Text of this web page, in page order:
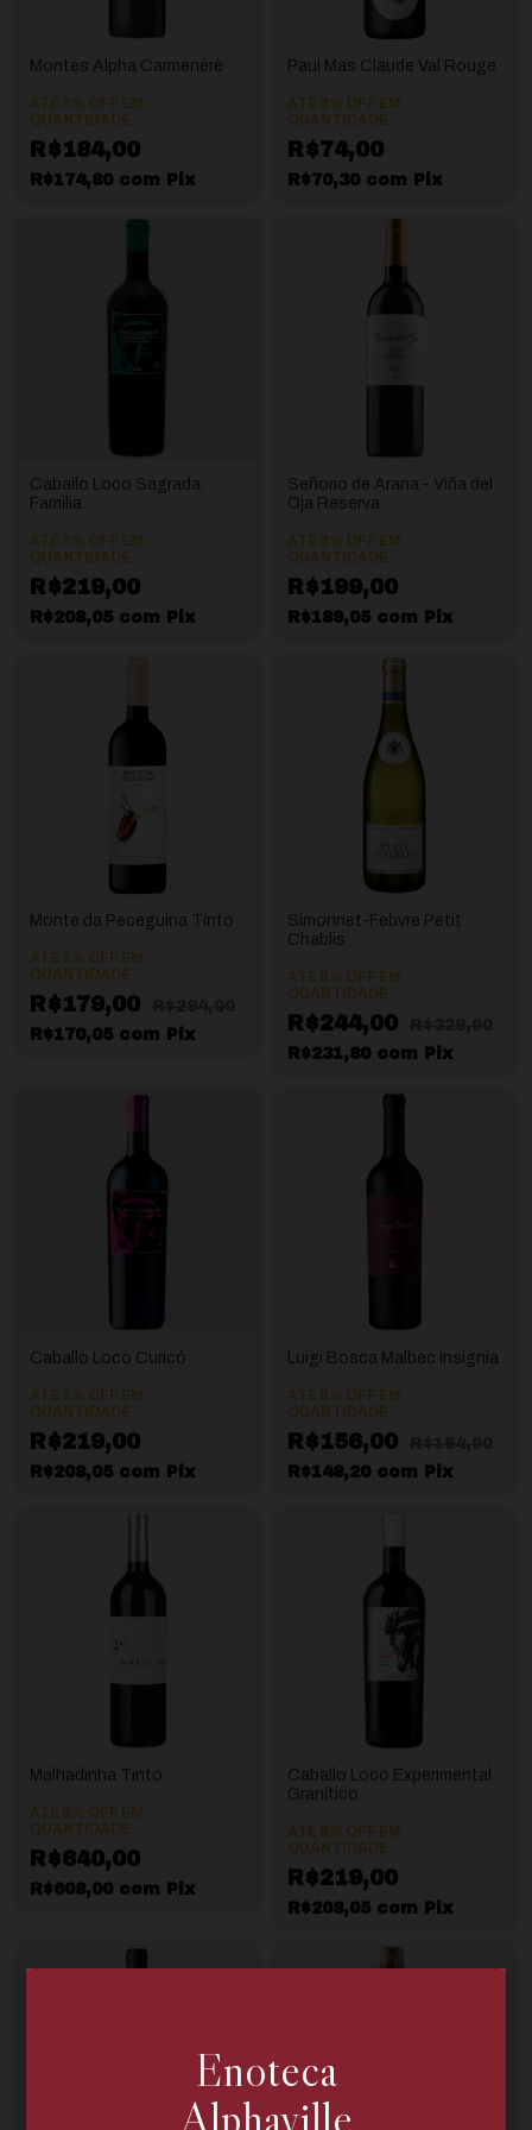
Montes Alpha Carmenérè
ATÉ 8% OFF EM
QUANTIDADE
R$184,00
R$174,80 com Pix
Paul Mas Claude Val Rouge
ATÉ 8% OFF EM
QUANTIDADE
R$74,00
R$70,30 com Pix
Caballo Loco Sagrada
Familia
ATÉ 8% OFF EM
QUANTIDADE
R$219,00
R$208,05 com Pix
Señorio de Arana - Viña del
Oja Reserva
ATÉ 8% OFF EM
QUANTIDADE
R$199,00
R$189,05 com Pix
Monte da Peceguina Tinto
ATÉ 8% OFF EM
QUANTIDADE
R$179,00
R$170,05 com Pix
Simonnet-Febvre Petit
Chablis
ATÉ 8% OFF EM
QUANTIDADE
R$244,00
R$231,80 com Pix
Caballo Loco Curicó
ATÉ 8% OFF EM
QUANTIDADE
R$219,00
R$208,05 com Pix
Luigi Bosca Malbec Insignia
ATÉ 8% OFF EM
QUANTIDADE
R$156,00
R$148,20 com Pix
Malhadinha Tinto
ATÉ 8% OFF EM
QUANTIDADE
R$640,00
R$608,00 com Pix
Caballo Loco Experimental
Granítico
ATÉ 8% OFF EM
QUANTIDADE
R$219,00
R$208,05 com Pix
Enoteca
Alphaville